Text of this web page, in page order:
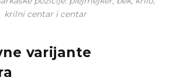
krilni centar i centar
varijante